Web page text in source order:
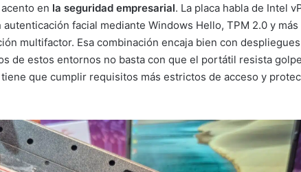
en la seguridad empresarial. La placa habla de Intel
facial mediante Windows Hello, TPM 2.0 y más
multifactor. Esa combinación encaja bien con despliegues
de estos entornos no basta con que el portátil resista
que cumplir requisitos más estrictos de acceso y